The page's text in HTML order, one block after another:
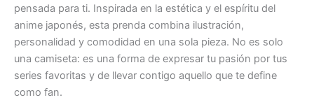
pensada para ti. Inspirada en la estética y el espíritu del
anime japonés, esta prenda combina ilustración,
personalidad y comodidad en una sola pieza. No es solo
una camiseta: es una forma de expresar tu pasión por tus
series favoritas y de llevar contigo aquello que te define
como fan.